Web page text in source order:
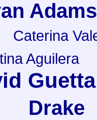
Adams
Caterina
Aguilera
Guetta
Drake